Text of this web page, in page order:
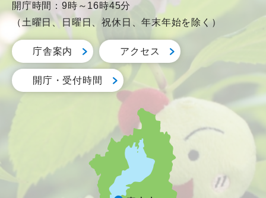
開庁時間：9時～16時45分
（土曜日、日曜日、祝休日、年末年始を除く）
庁舎案内 アクセス
開庁・受付時間